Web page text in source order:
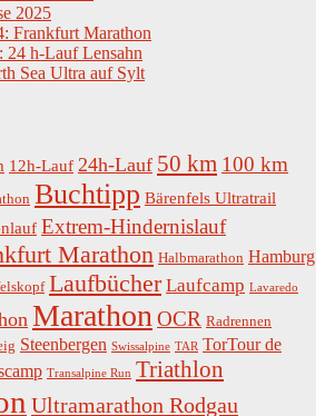
2025
Frankfurt Marathon
24 h-Lauf Lensahn
Sea Ultra auf Sylt
12h-Lauf 24h-Lauf 50 km 100 km
Buchtipp Bärenfels Ultratrail
Extrem-Hindernislauf
Marathon Halbmarathon Hamburg
Laufbücher Laufcamp Lavaredo
Marathon OCR Radrennen
Steenbergen Swissalpine TAR TorTour de
Transalpine Run Triathlon
Ultramarathon Rodgau